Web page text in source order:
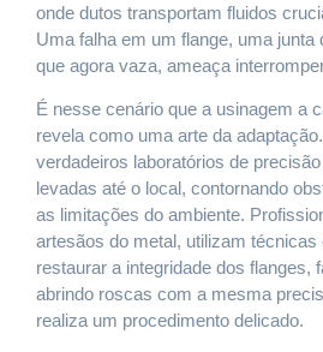
onde dutos transportam fluidos
Uma falha em um flange, uma junta
que agora vaza, ameaça
É nesse cenário que a usinagem a
revela como uma arte da
verdadeiros laboratórios de
levadas até o local, contornando
as limitações do ambiente.
artesãos do metal, utilizam
restaurar a integridade dos flanges,
abrindo roscas com a mesma
realiza um procedimento delicado.